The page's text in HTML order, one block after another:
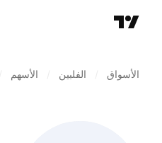
الأسواق الفلبين الأسهم